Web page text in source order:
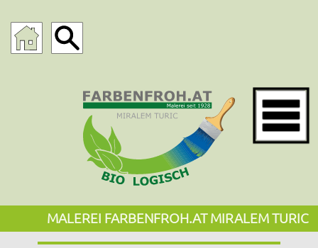
MALEREI FARBENFROH.AT MIRALEM TURIC